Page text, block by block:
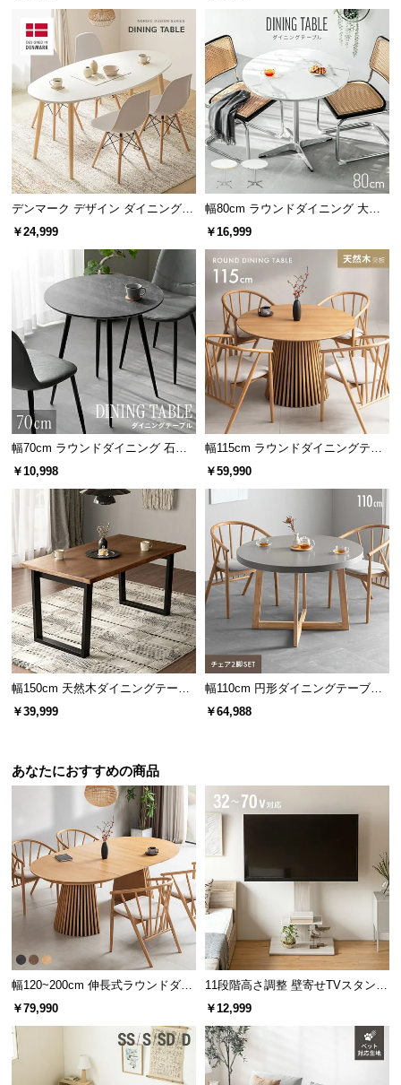
ら
せ
ロ
グ
こだわりの天板素材
木目の素材感を最大限に引き出すため、カラーごと
に最適な木材を厳選し採用しています。
ナチュラル
クセのない色合いと爽やかな木目が特徴のアッシュ
材。北欧やナチュラルテイストに相性◎。
バラエティに富んだ活用シーン
使う場面を選ばないデザインのため、暮らしの中の
様々な場面で活用できます。
日々のリラックスタイムに
やティータイムに最適です。
デンマーク デザイン ダイニングテ
ーブル
￥24,999
幅80cm ラウンドダイニング 大理
石調 無地ホワイト 丸テーブル 2人
￥16,999
幅70cm ラウンドダイニング 石目
調 大理石調 無地ホワイト 丸テー
￥10,998
幅115cm ラウンドダイニングテー
ブル 4人掛け 天然木突板 美しい格
￥59,990
幅150cm 天然木ダイニングテーブ
ル 一枚板デザイン 4人掛け
￥39,999
幅110cm 円形ダイニングテーブル
チェア2脚セット
￥64,988
あなたにおすすめの商品
幅120~200cm 伸長式ラウンドダイ
ニングテーブル 6人掛け 天然木突
板 美しい格子デザイン
￥79,990
11段階高さ調整 壁寄せTVスタンド
キャスター付き 上下左右角度調節
￥12,999